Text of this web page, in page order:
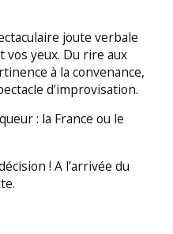
joute verbale
yeux. Du rire aux
à la convenance,
d’improvisation.
: la France ou le
! A l’arrivée du